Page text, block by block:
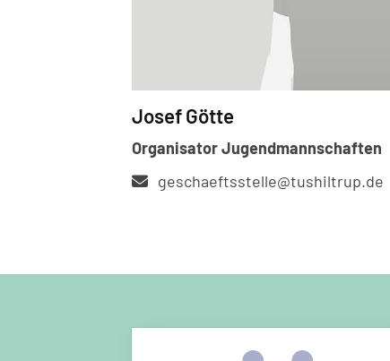
Josef Götte
Organisator Jugendmannschaften
geschaeftsstelle@tushiltrup.de